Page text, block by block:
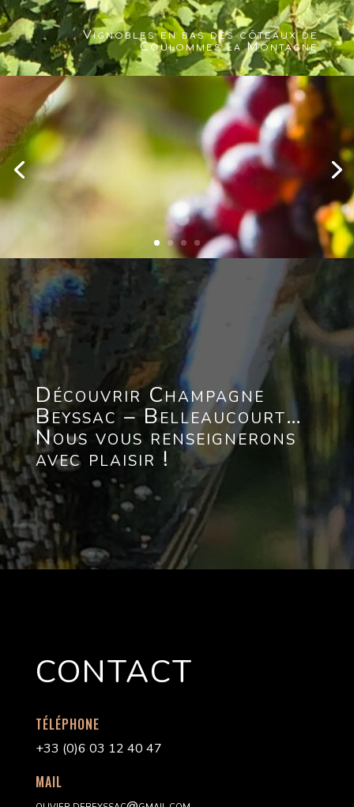
Vignobles en bas des côteaux de
Coulommes la Montagne
Découvrir Champagne
Beyssac – Belleaucourt…
Nous vous renseignerons
avec plaisir !
CONTACT
TÉLÉPHONE
+33 (0)6 03 12 40 47
MAIL